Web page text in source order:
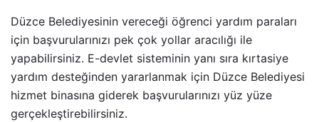
Düzce Belediyesinin vereceği öğrenci yardım paraları
için başvurularınızı pek çok yollar aracılığı ile
yapabilirsiniz. E-devlet sisteminin yanı sıra kırtasiye
yardım desteğinden yararlanmak için Düzce Belediyesi
hizmet binasına giderek başvurularınızı yüz yüze
gerçekleştirebilirsiniz.